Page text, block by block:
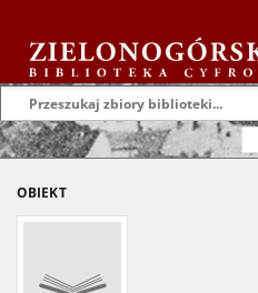
OBIEKT